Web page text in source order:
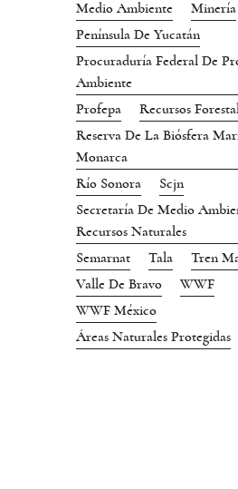
Medio Ambiente
Minería
Península De Yucatán
Procuraduría Federal De
Ambiente
Profepa
Recursos
Reserva De La Biósfera
Monarca
Río Sonora
Scjn
Secretaría De Medio
Recursos Naturales
Semarnat
Tala
Tren
Valle De Bravo
WWF
WWF México
Áreas Naturales Protegidas